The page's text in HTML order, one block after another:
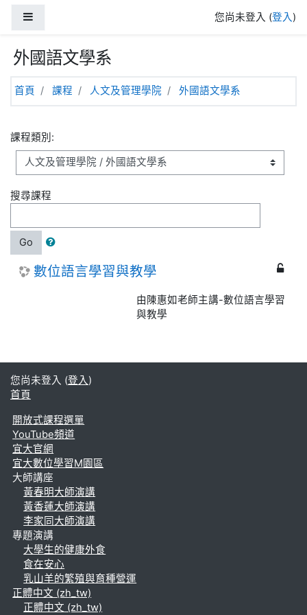
您尚未登入 (登入)
外國語文學系
首頁 課程 人文及管理學院 外國語文學系
課程類別:
搜尋課程
Go
數位語言學習與教學
由陳惠如老師主講-數位語言學習
與教學
您尚未登入 (登入)
首頁
開放式課程選單
YouTube頻道
宜大官網
宜大數位學習M園區
大師講座
黃春明大師演講
黃香蓮大師演講
李家同大師演講
專題演講
大學生的健康外食
食在安心
乳山羊的繁殖與育種營運
正體中文 ‎(zh_tw)‎
正體中文 ‎(zh_tw)‎